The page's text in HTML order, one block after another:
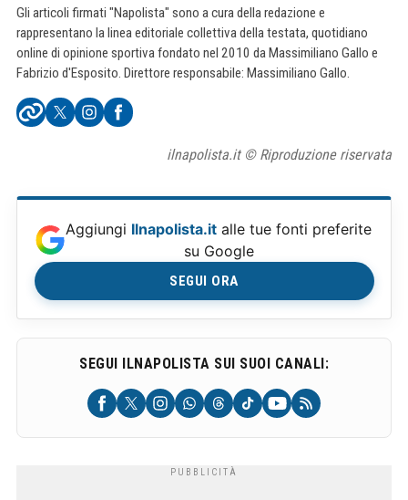
Gli articoli firmati "Napolista" sono a cura della redazione e
rappresentano la linea editoriale collettiva della testata, quotidiano
online di opinione sportiva fondato nel 2010 da Massimiliano Gallo e
Fabrizio d'Esposito. Direttore responsabile: Massimiliano Gallo.
ilnapolista.it © Riproduzione riservata
Aggiungi Ilnapolista.it alle tue fonti preferite
su Google
SEGUI ORA
SEGUI ILNAPOLISTA SUI SUOI CANALI: